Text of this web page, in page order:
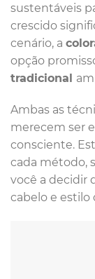
sustentáveis
crescido
cenário, a
opção
tradicional
Ambas as
merecem ser
consciente.
cada método,
você a decidir
cabelo e estilo